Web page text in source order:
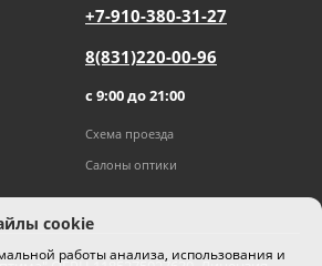
+7-910-380-31-27
8(831)220-00-96
с 9:00 до 21:00
Схема проезда
Салоны оптики
cookie
работы анализа, использования и